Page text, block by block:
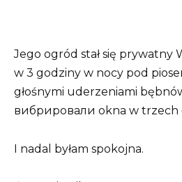
Jego ogród stał się prywatny
w 3 godziny w nocy pod
głośnymi uderzeniami
вибрировали okna w trzech
I nadal byłam spokojna.